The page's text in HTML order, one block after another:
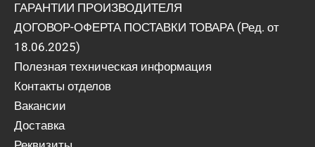
ГАРАНТИИ ПРОИЗВОДИТЕЛЯ
ДОГОВОР-ОФЕРТА ПОСТАВКИ ТОВАРА (Ред. от
18.06.2025)
Полезная техническая информация
Контакты отделов
Вакансии
Доставка